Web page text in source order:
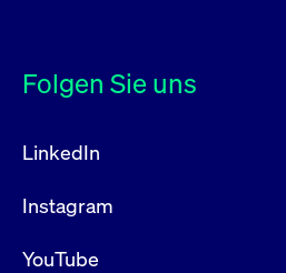
Folgen Sie uns
LinkedIn
Instagram
YouTube